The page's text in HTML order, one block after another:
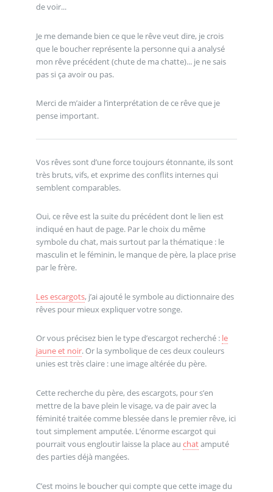
de voir...
Je me demande bien ce que le rêve veut dire, je crois
que le boucher représente la personne qui a analysé
mon rêve précédent (chute de ma chatte)... je ne sais
pas si ça avoir ou pas.
Merci de m’aider a l’interprétation de ce rêve que je
pense important.
Vos rêves sont d’une force toujours étonnante, ils sont
très bruts, vifs, et exprime des conflits internes qui
semblent comparables.
Oui, ce rêve est la suite du précédent dont le lien est
indiqué en haut de page. Par le choix du même
symbole du chat, mais surtout par la thématique : le
masculin et le féminin, le manque de père, la place prise
par le frère.
Les escargots, j’ai ajouté le symbole au dictionnaire des
rêves pour mieux expliquer votre songe.
Or vous précisez bien le type d’escargot recherché : le
jaune et noir. Or la symbolique de ces deux couleurs
unies est très claire : une image altérée du père.
Cette recherche du père, des escargots, pour s’en
mettre de la bave plein le visage, va de pair avec la
féminité traitée comme blessée dans le premier rêve, ici
tout simplement amputée. L’énorme escargot qui
pourrait vous engloutir laisse la place au chatamputé
des parties déjà mangées.
C’est moins le boucher qui compte que cette image du